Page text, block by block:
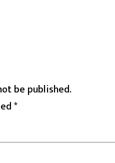
be published.
*